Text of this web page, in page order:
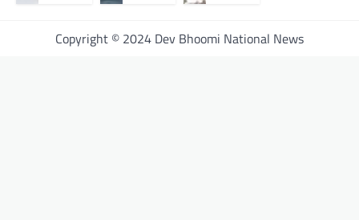
Copyright © 2024 Dev Bhoomi National News